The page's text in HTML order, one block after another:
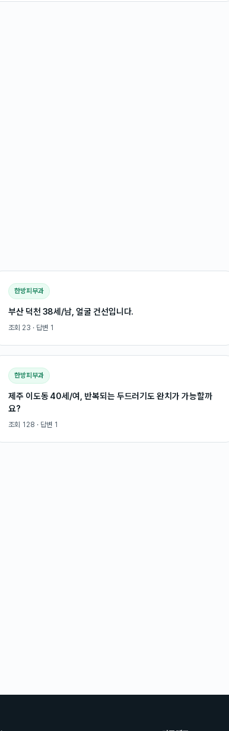
한방피부과
부산 덕천 38세/남, 얼굴 건선입니다.
조회 23 · 답변 1
한방피부과
제주 이도동 40세/여, 반복되는 두드러기도 완치가 가능할까
요?
조회 128 · 답변 1